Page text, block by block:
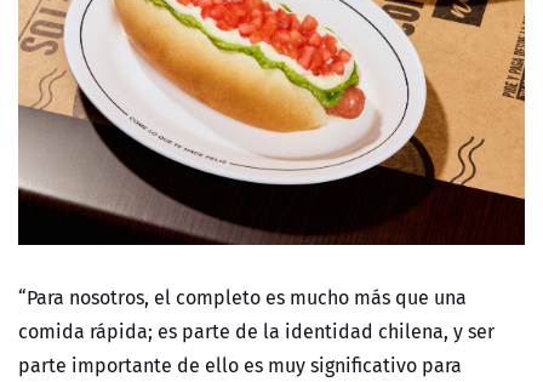
“Para nosotros, el completo es mucho más que una
comida rápida; es parte de la identidad chilena, y ser
parte importante de ello es muy significativo para